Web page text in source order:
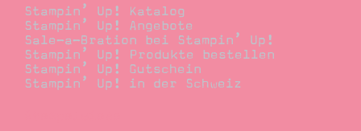
Stampin’ Up! Katalog
Stampin’ Up! Angebote
Sale-a-Bration bei Stampin’ Up!
Stampin’ Up! Produkte bestellen
Stampin’ Up! Gutschein
Stampin’ Up! in der Schweiz